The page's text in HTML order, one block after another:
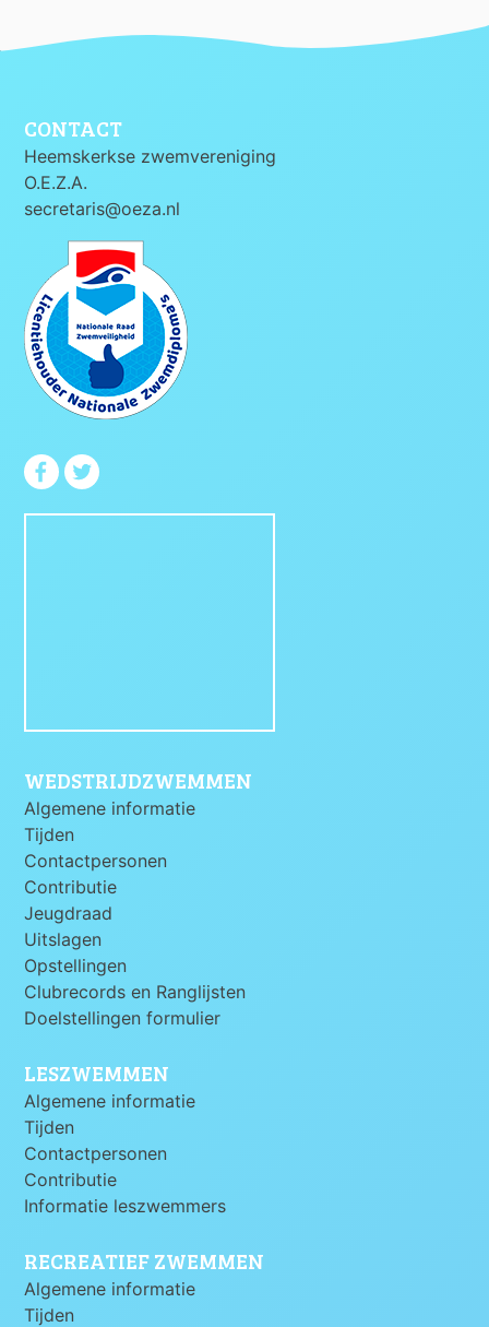
CONTACT
Heemskerkse zwemvereniging
O.E.Z.A.
secretaris@oeza.nl
WEDSTRIJDZWEMMEN
Algemene informatie
Tijden
Contactpersonen
Contributie
Jeugdraad
Uitslagen
Opstellingen
Clubrecords en Ranglijsten
Doelstellingen formulier
LESZWEMMEN
Algemene informatie
Tijden
Contactpersonen
Contributie
Informatie leszwemmers
RECREATIEF ZWEMMEN
Algemene informatie
Tijden